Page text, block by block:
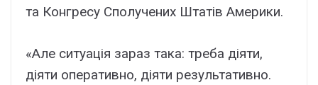
та Конгресу Сполучених Штатів Америки.
«Але ситуація зараз така: треба діяти,
діяти оперативно, діяти результативно.